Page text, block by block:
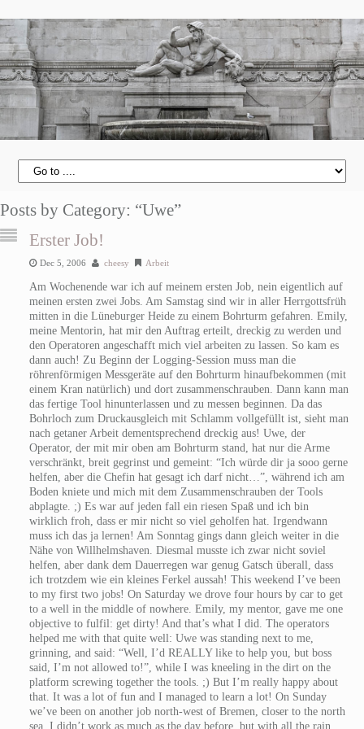
Posts by Category: “Uwe”
Erster Job!
Dec 5, 2006 cheesy Arbeit
Am Wochenende war ich auf meinem ersten Job, nein eigentlich auf
meinen ersten zwei Jobs. Am Samstag sind wir in aller Herrgottsfrüh
mitten in die Lüneburger Heide zu einem Bohrturm gefahren. Emily,
meine Mentorin, hat mir den Auftrag erteilt, dreckig zu werden und
den Operatoren angeschafft mich viel arbeiten zu lassen. So kam es
dann auch! Zu Beginn der Logging-Session muss man die
röhrenförmigen Messgeräte auf den Bohrturm hinaufbekommen (mit
einem Kran natürlich) und dort zusammenschrauben. Dann kann man
das fertige Tool hinunterlassen und zu messen beginnen. Da das
Bohrloch zum Druckausgleich mit Schlamm vollgefüllt ist, sieht man
nach getaner Arbeit dementsprechend dreckig aus! Uwe, der
Operator, der mit mir oben am Bohrturm stand, hat nur die Arme
verschränkt, breit gegrinst und gemeint: “Ich würde dir ja sooo gerne
helfen, aber die Chefin hat gesagt ich darf nicht…”, während ich am
Boden kniete und mich mit dem Zusammenschrauben der Tools
abplagte. ;) Es war auf jeden fall ein riesen Spaß und ich bin
wirklich froh, dass er mir nicht so viel geholfen hat. Irgendwann
muss ich das ja lernen! Am Sonntag gings dann gleich weiter in die
Nähe von Willhelmshaven. Diesmal musste ich zwar nicht soviel
helfen, aber dank dem Dauerregen war genug Gatsch überall, dass
ich trotzdem wie ein kleines Ferkel aussah! This weekend I’ve been
to my first two jobs! On Saturday we drove four hours by car to get
to a well in the middle of nowhere. Emily, my mentor, gave me one
objective to fulfil: get dirty! And that’s what I did. The operators
helped me with that quite well: Uwe was standing next to me,
grinning, and said: “Well, I’d REALLY like to help you, but boss
said, I’m not allowed to!”, while I was kneeling in the dirt on the
platform screwing together the tools. ;) But I’m really happy about
that. It was a lot of fun and I managed to learn a lot! On Sunday
we’ve been on another job north-west of Bremen, closer to the north
sea. I didn’t work as much as the day before, but with all the rain